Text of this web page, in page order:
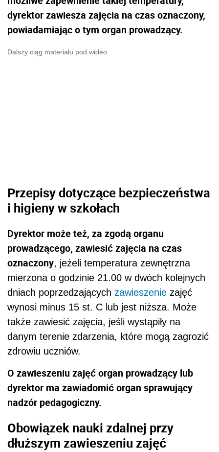
dyrektor zawiesza zajęcia na czas oznaczony,
powiadamiając o tym organ prowadzący.
Dalszy ciąg materiału pod wideo
Przepisy dotyczące bezpieczeństwa
i higieny w szkołach
Dyrektor może też, za zgodą organu
prowadzącego, zawiesić zajęcia na czas
oznaczony, jeżeli temperatura zewnętrzna
mierzona o godzinie 21.00 w dwóch kolejnych
dniach poprzedzających zawieszenie zajęć
wynosi minus 15 st. C lub jest niższa. Może
także zawiesić zajęcia, jeśli wystąpiły na
danym terenie zdarzenia, które mogą zagrozić
zdrowiu uczniów.
O zawieszeniu zajęć organ prowadzący lub
dyrektor ma zawiadomić organ sprawujący
nadzór pedagogiczny.
Obowiązek nauki zdalnej przy
dłuższym zawieszeniu zajęć